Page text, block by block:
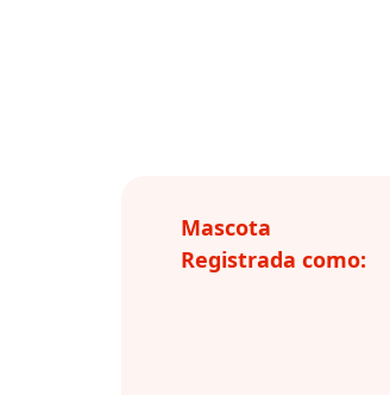
Mascota
Registrada como: